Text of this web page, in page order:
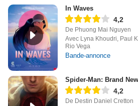
In Waves
4,2
De Phuong Mai Nguyen
Avec Lyna Khoudri, Paul
Rio Vega
Bande-annonce
Spider-Man: Brand
4,2
De Destin Daniel Cretton